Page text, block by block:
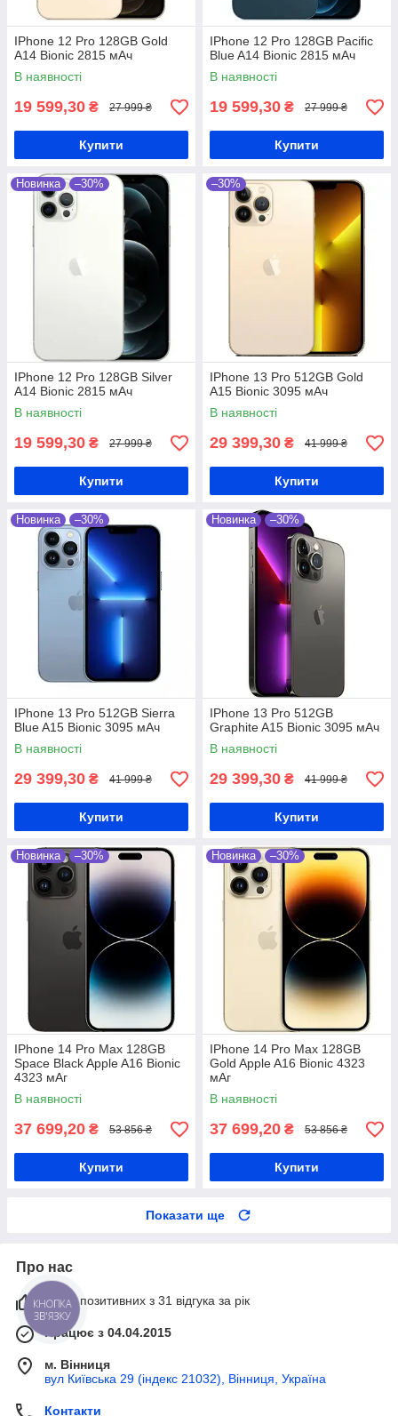
IPhone 12 Pro 128GB Gold
A14 Bionic 2815 мАч
В наявності
19 599,30 ₴ 27 999 ₴
Купити
IPhone 12 Pro 128GB Pacific
Blue A14 Bionic 2815 мАч
В наявності
19 599,30 ₴ 27 999 ₴
Купити
Новинка –30%
IPhone 12 Pro 128GB Silver
A14 Bionic 2815 мАч
В наявності
19 599,30 ₴ 27 999 ₴
Купити
–30%
IPhone 13 Pro 512GB Gold
A15 Bionic 3095 мАч
В наявності
29 399,30 ₴ 41 999 ₴
Купити
Новинка –30%
IPhone 13 Pro 512GB Sierra
Blue A15 Bionic 3095 мАч
В наявності
29 399,30 ₴ 41 999 ₴
Купити
Новинка –30%
IPhone 13 Pro 512GB
Graphite A15 Bionic 3095 мАч
В наявності
29 399,30 ₴ 41 999 ₴
Купити
Новинка –30%
IPhone 14 Pro Max 128GB
Space Black Apple A16 Bionic
4323 мАг
В наявності
37 699,20 ₴ 53 856 ₴
Купити
Новинка –30%
IPhone 14 Pro Max 128GB
Gold Apple A16 Bionic 4323
мАг
В наявності
37 699,20 ₴ 53 856 ₴
Купити
Показати ще
Про нас
100% позитивних з 31 відгука за рік
Працює з 04.04.2015
м. Вінниця
вул Київська 29 (індекс 21032), Вінниця, Україна
Контакти
КНОПКА
ЗВ'ЯЗКУ